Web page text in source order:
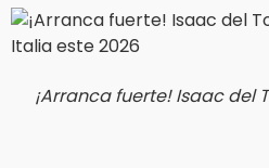
¡Arranca fuerte! Isaac del